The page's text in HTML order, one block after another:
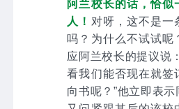
阿兰校长的话，恰似
人！ 对呀，这不是一
吗？为什么不试试呢
应阿兰校长的提议说
看我们能否现在就签
向书呢？”他立即表